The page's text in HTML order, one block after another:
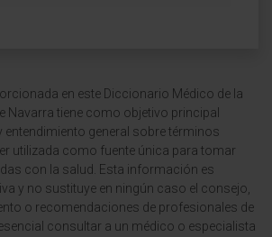
en este Diccionario Médico de la
Navarra tiene como objetivo principal
entendimiento general sobre términos
utilizada como fuente única para tomar
con la salud. Esta información es
y no sustituye en ningún caso el consejo,
o recomendaciones de profesionales de
consultar a un médico o especialista